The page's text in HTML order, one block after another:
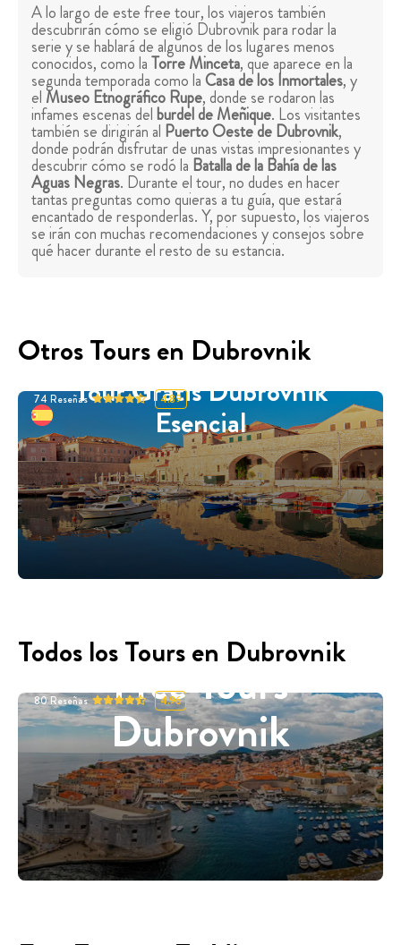
A lo largo de este free tour, los viajeros también
descubrirán cómo se eligió Dubrovnik para rodar la
serie y se hablará de algunos de los lugares menos
conocidos, como laTorre Minceta, que aparece en la
segunda temporada como laCasa de los Inmortales, y
el Museo Etnográfico Rupe, donde se rodaron las
infames escenas delburdel de Meñique. Los visitantes
también se dirigirán al Puerto Oeste de Dubrovnik,
donde podrán disfrutar de unas vistas impresionantes y
descubrir cómo se rodó la Batalla de la Bahía de las
Aguas Negras. Durante el tour, no dudes en hacer
tantas preguntas como quieras a tu guía, que estará
encantado de responderlas. Y, por supuesto, los viajeros
se irán con muchas recomendaciones y consejos sobre
qué hacer durante el resto de su estancia.
Otros Tours en Dubrovnik
Tour Gratis Dubrovnik
Esencial
74Reseñas 4.89
Todos los Tours en Dubrovnik
Free Tours
Dubrovnik
80Reseñas 4.96